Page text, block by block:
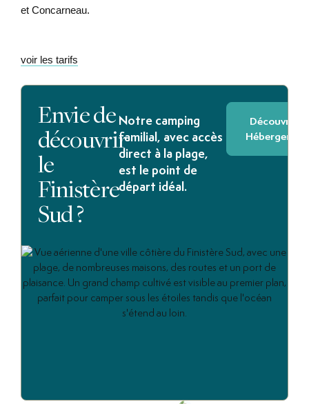
et Concarneau.
voir les tarifs
Envie de
découvrir
le
Finistère
Sud ?
Notre camping
familial, avec accès
direct à la plage,
est le point de
départ idéal.
Découvrir